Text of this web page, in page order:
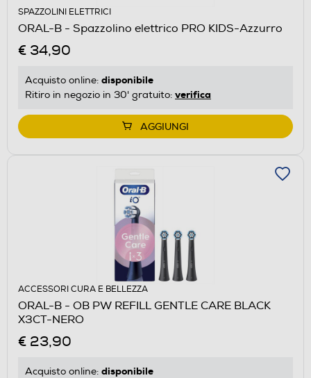
SPAZZOLINI ELETTRICI
ORAL-B - Spazzolino elettrico PRO KIDS-Azzurro
€ 34,90
Acquisto online: disponibile
Ritiro in negozio in 30' gratuito: verifica
AGGIUNGI
ACCESSORI CURA E BELLEZZA
ORAL-B - OB PW REFILL GENTLE CARE BLACK
X3CT-NERO
€ 23,90
Acquisto online: disponibile